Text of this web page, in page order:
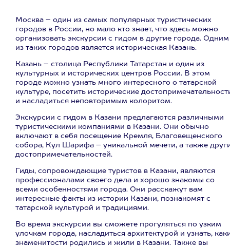
Москва – один из самых популярных туристических
городов в России, но мало кто знает, что здесь можно
организовать экскурсии с гидом в другие города. Одним
из таких городов является историческая Казань.
Казань – столица Республики Татарстан и один из
культурных и исторических центров России. В этом
городе можно узнать много интересного о татарской
культуре, посетить исторические
и насладиться неповторимым колоритом.
Экскурсии с гидом в Казани предлагаются различными
туристическими компаниями в Казани. Они обычно
включают в себя посещение Кремля, Благовещенского
собора, Кул Шарифа – уникальной мечети, а также
достопримечательностей.
Гиды, сопровождающие туристов в Казани, являются
профессионалами своего дела и хорошо знакомы со
всеми особенностями города. Они расскажут вам
интересные факты из истории Казани, познакомят с
татарской культурой и традициями.
Во время экскурсии вы сможете прогуляться по узким
улочкам города, насладиться архитектурой и узнать,
знаменитости родились и жили в Казани. Также вы